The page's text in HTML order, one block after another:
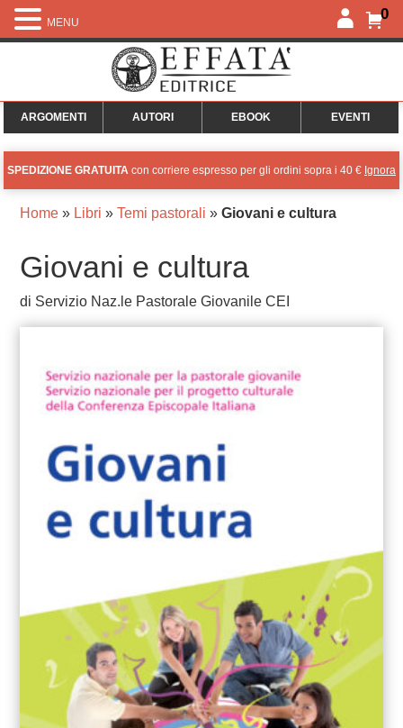
0
ARGOMENTI AUTORI EBOOK EVENTI
SPEDIZIONE GRATUITA con corriere espresso per gli ordini sopra i 40 € Ignora
Home» Libri » Temi pastorali » Giovani e cultura
Giovani e cultura
di Servizio Naz.le Pastorale Giovanile CEI
MENU